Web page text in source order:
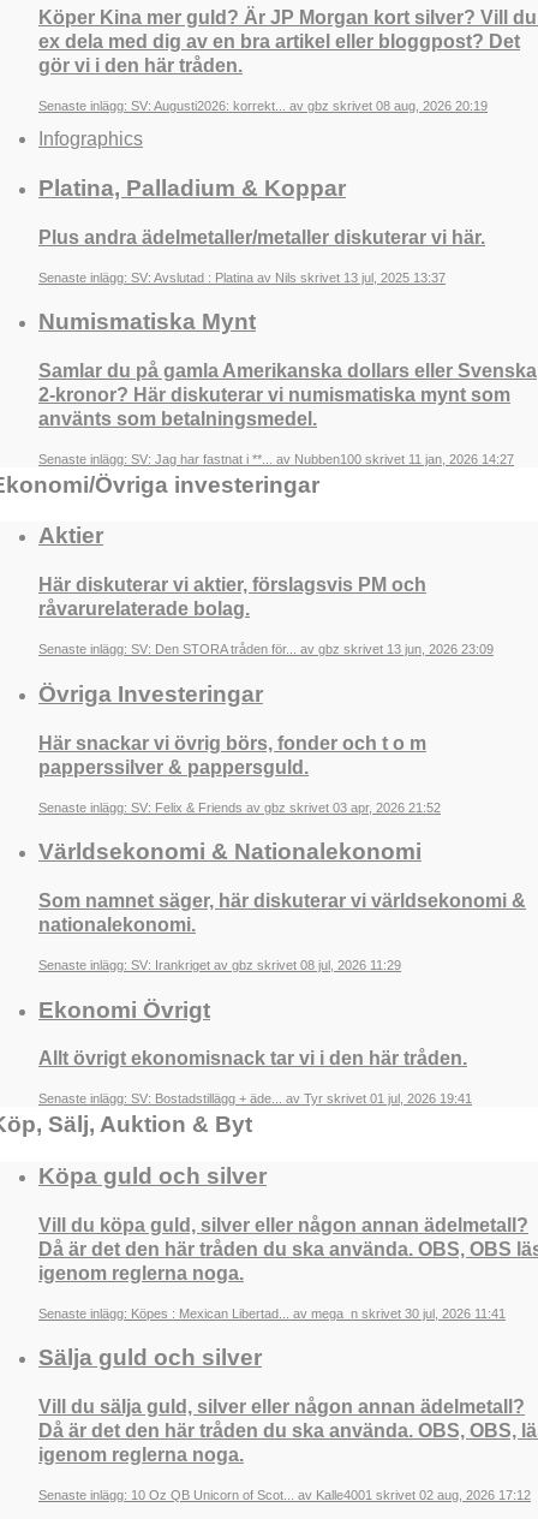
Köper Kina mer guld? Är JP Morgan kort silver? Vill
ex dela med dig av en bra artikel eller bloggpost? Det
gör vi i den här tråden.
Senaste inlägg: SV: Augusti2026: korrekt... av gbz skrivet 08 aug, 2026 20:19
Infographics
Platina, Palladium & Koppar
Plus andra ädelmetaller/metaller diskuterar vi här.
Senaste inlägg: SV: Avslutad : Platina av Nils skrivet 13 jul, 2025 13:37
Numismatiska Mynt
Samlar du på gamla Amerikanska dollars eller Svenska
2-kronor? Här diskuterar vi numismatiska mynt som
använts som betalningsmedel.
Senaste inlägg: SV: Jag har fastnat i **... av Nubben100 skrivet 11 jan, 2026 14:27
Övriga investeringar
Aktier
Här diskuterar vi aktier, förslagsvis PM och
råvarurelaterade bolag.
Senaste inlägg: SV: Den STORA tråden för... av gbz skrivet 13 jun, 2026 23:09
Övriga Investeringar
Här snackar vi övrig börs, fonder och t o m
papperssilver & pappersguld.
Senaste inlägg: SV: Felix & Friends av gbz skrivet 03 apr, 2026 21:52
Världsekonomi & Nationalekonomi
Som namnet säger, här diskuterar vi världsekonomi &
nationalekonomi.
Senaste inlägg: SV: Irankriget av gbz skrivet 08 jul, 2026 11:29
Ekonomi Övrigt
Allt övrigt ekonomisnack tar vi i den här tråden.
Senaste inlägg: SV: Bostadstillägg + äde... av Tyr skrivet 01 jul, 2026 19:41
Sälj, Auktion & Byt
Köpa guld och silver
Vill du köpa guld, silver eller någon annan ädelmetall?
Då är det den här tråden du ska använda. OBS, OBS
igenom reglerna noga.
Senaste inlägg: Köpes : Mexican Libertad... av mega_n skrivet 30 jul, 2026 11:41
Sälja guld och silver
Vill du sälja guld, silver eller någon annan ädelmetall?
Då är det den här tråden du ska använda. OBS, OBS,
igenom reglerna noga.
Senaste inlägg: 10 Oz QB Unicorn of Scot... av Kalle4001 skrivet 02 aug, 2026 17:12